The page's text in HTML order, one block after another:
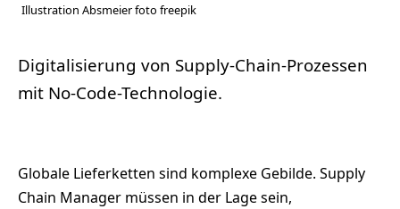
Illustration Absmeier foto freepik
Digitalisierung von Supply-Chain-Prozessen
mit No-Code-Technologie.
Globale Lieferketten sind komplexe Gebilde. Supply
Chain Manager müssen in der Lage sein,